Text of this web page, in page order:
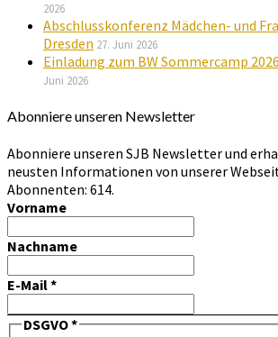
2026
Abschlusskonferenz Mädchen- und
Dresden 27. Juni 2026
Einladung zum BW Sommercamp
Juni 2026
Abonniere unseren Newsletter
Abonniere unseren SJB Newsletter und
neusten Informationen von unserer
Abonnenten: 614.
Vorname
Nachname
E-Mail*
DSGVO*